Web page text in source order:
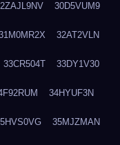
2ZAJL9NV 30D5VUM9
32AT2VLN
33CR504T 33DY1V30
34HYUF3N
35MJZMAN